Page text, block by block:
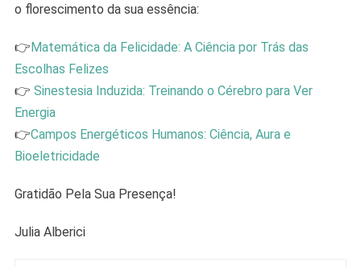
o florescimento da sua essência:
👉Matemática da Felicidade: A Ciência por Trás das
Escolhas Felizes
👉 Sinestesia Induzida: Treinando o Cérebro para Ver
Energia
👉Campos Energéticos Humanos: Ciência, Aura e
Bioeletricidade
Gratidão Pela Sua Presença!
Julia Alberici